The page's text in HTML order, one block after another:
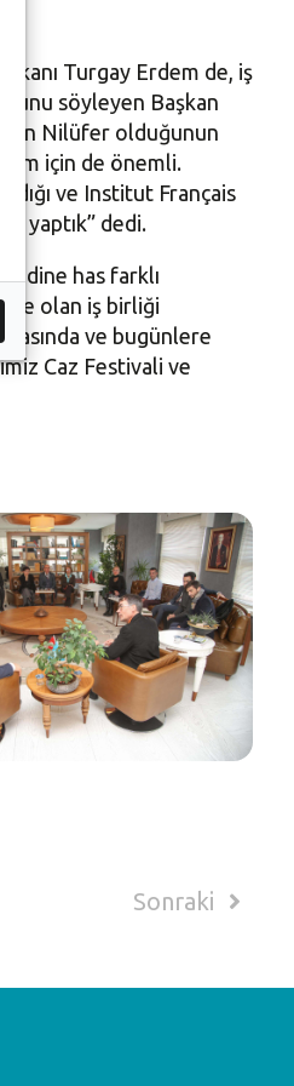
Turgay Erdem de, iş
söyleyen Başkan
Nilüfer olduğunun
için de önemli.
ve Institut Français
yaptık” dedi.
has farklı
ile olan iş birliği
ve bugünlere
Caz Festivali ve
Sonraki